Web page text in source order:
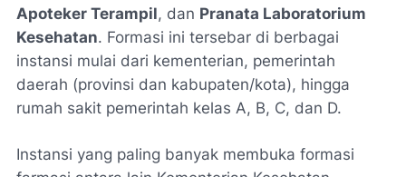
Apoteker Terampil, dan Pranata Laboratorium
Kesehatan. Formasi ini tersebar di berbagai
instansi mulai dari kementerian, pemerintah
daerah (provinsi dan kabupaten/kota), hingga
rumah sakit pemerintah kelas A, B, C, dan D.
Instansi yang paling banyak membuka formasi